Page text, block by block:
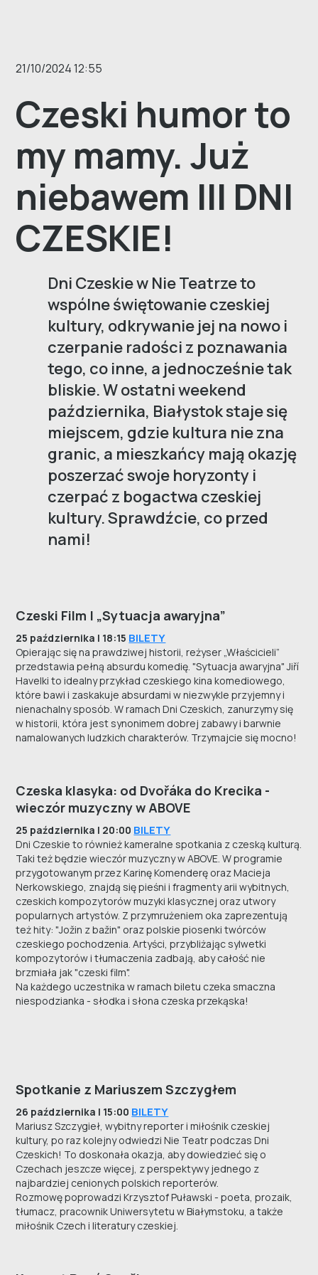
21/10/2024 12:55
Czeski humor to
my mamy. Już
niebawem III DNI
CZESKIE!
Dni Czeskie w Nie Teatrze to
wspólne świętowanie czeskiej
kultury, odkrywanie jej na nowo i
czerpanie radości z poznawania
tego, co inne, a jednocześnie tak
bliskie. W ostatni weekend
października, Białystok staje się
miejscem, gdzie kultura nie zna
granic, a mieszkańcy mają okazję
poszerzać swoje horyzonty i
czerpać z bogactwa czeskiej
kultury. Sprawdźcie, co przed
nami!
Czeski Film | „Sytuacja awaryjna”
25 października | 18:15 BILETY
Opierając się na prawdziwej historii, reżyser „Właścicieli”
przedstawia pełną absurdu komedię. "Sytuacja awaryjna" Jiří
Havelki to idealny przykład czeskiego kina komediowego,
które bawi i zaskakuje absurdami w niezwykle przyjemny i
nienachalny sposób. W ramach Dni Czeskich, zanurzymy się
w historii, która jest synonimem dobrej zabawy i barwnie
namalowanych ludzkich charakterów. Trzymajcie się mocno!
Czeska klasyka: od Dvořáka do Krecika -
wieczór muzyczny w ABOVE
25 października | 20:00 BILETY
Dni Czeskie to również kameralne spotkania z czeską kulturą.
Taki też będzie wieczór muzyczny w ABOVE. W programie
przygotowanym przez Karinę Komenderę oraz Macieja
Nerkowskiego, znajdą się pieśni i fragmenty arii wybitnych,
czeskich kompozytorów muzyki klasycznej oraz utwory
popularnych artystów. Z przymrużeniem oka zaprezentują
też hity: "Jožin z bažin" oraz polskie piosenki twórców
czeskiego pochodzenia. Artyści, przybliżając sylwetki
kompozytorów i tłumaczenia zadbają, aby całość nie
brzmiała jak "czeski film".
Na każdego uczestnika w ramach biletu czeka smaczna
niespodzianka - słodka i słona czeska przekąska!
Spotkanie z Mariuszem Szczygłem
26 października | 15:00 BILETY
Mariusz Szczygieł, wybitny reporter i miłośnik czeskiej
kultury, po raz kolejny odwiedzi Nie Teatr podczas Dni
Czeskich! To doskonała okazja, aby dowiedzieć się o
Czechach jeszcze więcej, z perspektywy jednego z
najbardziej cenionych polskich reporterów.
Rozmowę poprowadzi Krzysztof Puławski - poeta, prozaik,
tłumacz, pracownik Uniwersytetu w Białymstoku, a także
miłośnik Czech i literatury czeskiej.